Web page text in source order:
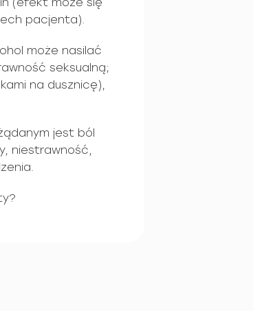
pacjenta).
może nasilać
seksualną;
na dusznicę),
jest ból
niestrawność,